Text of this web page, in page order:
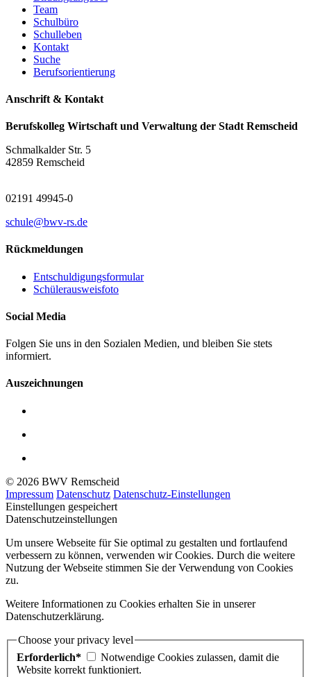
Team
Schulbüro
Schulleben
Kontakt
Suche
Berufsorientierung
Anschrift & Kontakt
Berufskolleg Wirtschaft und Verwaltung der Stadt Remscheid
Schmalkalder Str. 5
42859 Remscheid
02191 49945-0
schule@bwv-rs.de
Rückmeldungen
Entschuldigungsformular
Schülerausweisfoto
Social Media
Folgen Sie uns in den Sozialen Medien, und bleiben Sie stets
informiert.
Auszeichnungen
© 2026 BWV Remscheid
Impressum Datenschutz Datenschutz-Einstellungen
Einstellungen gespeichert
Datenschutzeinstellungen
Um unsere Webseite für Sie optimal zu gestalten und fortlaufend
verbessern zu können, verwenden wir Cookies. Durch die weitere
Nutzung der Webseite stimmen Sie der Verwendung von Cookies
zu.
Weitere Informationen zu Cookies erhalten Sie in unserer
Datenschutzerklärung.
Choose your privacy level
Erforderlich*
Notwendige Cookies zulassen, damit die
Website korrekt funktioniert.